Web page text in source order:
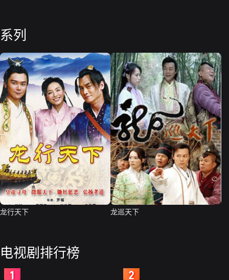
系列
龙行天下 龙巡天下
电视剧排行榜